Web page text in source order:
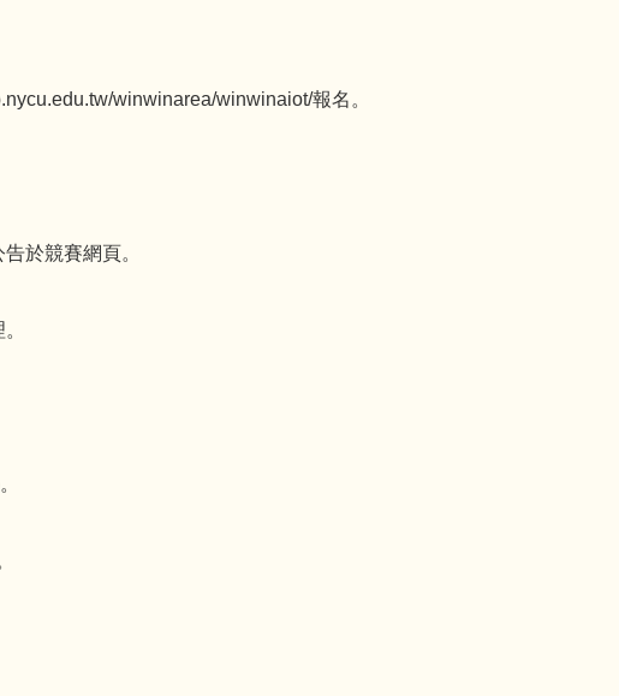
winwinarea/winwinaiot/報名。
於競賽網頁。